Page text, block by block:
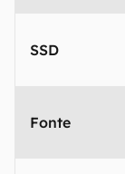
SSD
Fonte